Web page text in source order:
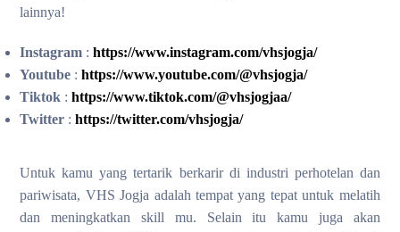
lainnya!
Instagram : https://www.instagram.com/vhsjogja/
Youtube : https://www.youtube.com/@vhsjogja/
Tiktok : https://www.tiktok.com/@vhsjogjaa/
Twitter :https://twitter.com/vhsjogja/
Untuk kamu yang tertarik berkarir di industri perhotelan dan
pariwisata, VHS Jogja adalah tempat yang tepat untuk melatih
dan meningkatkan skill mu. Selain itu kamu juga akan